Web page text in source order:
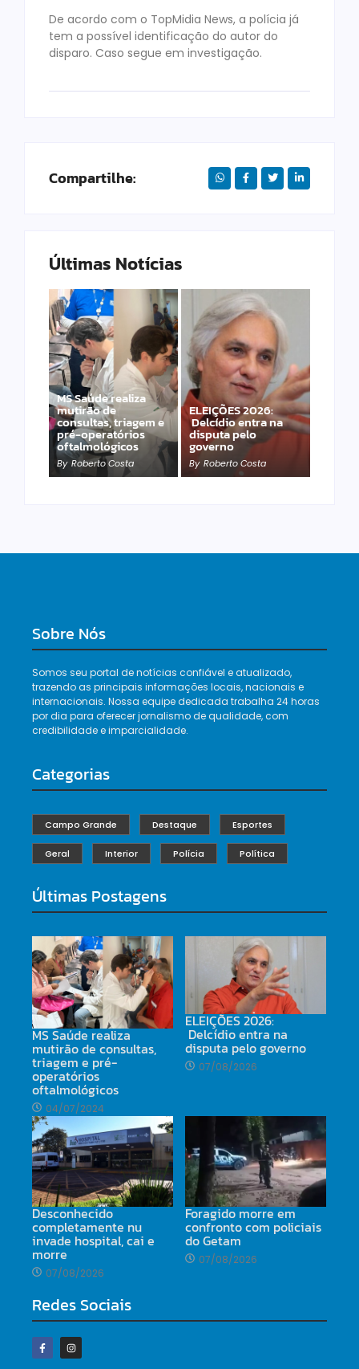
De acordo com o TopMidia News, a polícia já
tem a possível identificação do autor do
disparo. Caso segue em investigação.
Compartilhe:
Últimas Notícias
MS Saúde realiza
mutirão de
consultas, triagem e
pré-operatórios
oftalmológicos
By Roberto Costa
ELEIÇÕES 2026:
Delcídio entra na
disputa pelo
governo
By Roberto Costa
Desconhecido
completamente nu
invade hospital, cai e
morre
By Roberto Costa
Sobre Nós
Somos seu portal de notícias confiável e atualizado,
trazendo as principais informações locais, nacionais e
internacionais. Nossa equipe dedicada trabalha 24 horas
por dia para oferecer jornalismo de qualidade, com
credibilidade e imparcialidade.
Categorias
Campo Grande Destaque Esportes
Geral Interior Polícia Política
Últimas Postagens
MS Saúde realiza
mutirão de consultas,
triagem e pré-
operatórios
oftalmológicos
04/07/2024
ELEIÇÕES 2026:
Delcídio entra na
disputa pelo governo
07/08/2026
Desconhecido
completamente nu
invade hospital, cai e
morre
07/08/2026
Foragido morre em
confronto com policiais
do Getam
07/08/2026
Redes Sociais